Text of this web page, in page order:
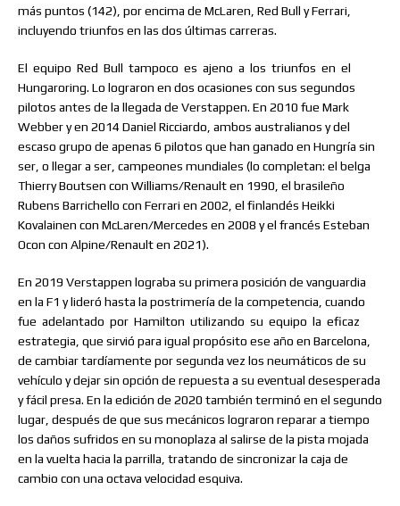
más puntos (142), por encima de McLaren, Red Bull y Ferrari,
incluyendo triunfos en las dos últimas carreras.
El equipo Red Bull tampoco es ajeno a los triunfos en el
Hungaroring. Lo lograron en dos ocasiones con sus segundos
pilotos antes de la llegada de Verstappen. En 2010 fue Mark
Webber y en 2014 Daniel Ricciardo, ambos australianos y del
escaso grupo de apenas 6 pilotos que han ganado en Hungría sin
ser, o llegar a ser, campeones mundiales (lo completan: el belga
Thierry Boutsen con Williams/Renault en 1990, el brasileño
Rubens Barrichello con Ferrari en 2002, el finlandés Heikki
Kovalainen con McLaren/Mercedes en 2008 y el francés Esteban
Ocon con Alpine/Renault en 2021).
En 2019 Verstappen lograba su primera posición de vanguardia
en la F1 y lideró hasta la postrimería de la competencia, cuando
fue adelantado por Hamilton utilizando su equipo la eficaz
estrategia, que sirvió para igual propósito ese año en Barcelona,
de cambiar tardíamente por segunda vez los neumáticos de su
vehículo y dejar sin opción de repuesta a su eventual desesperada
y fácil presa. En la edición de 2020 también terminó en el segundo
lugar, después de que sus mecánicos lograron reparar a tiempo
los daños sufridos en su monoplaza al salirse de la pista mojada
en la vuelta hacia la parrilla, tratando de sincronizar la caja de
cambio con una octava velocidad esquiva.